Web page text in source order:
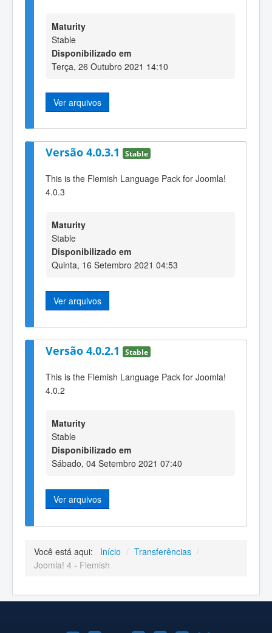
Maturity
Stable
Disponibilizado em
Terça, 26 Outubro 2021 14:10
Ver arquivos
Versão 4.0.3.1 Stable
This is the Flemish Language Pack for Joomla!
4.0.3
Maturity
Stable
Disponibilizado em
Quinta, 16 Setembro 2021 04:53
Ver arquivos
Versão 4.0.2.1 Stable
This is the Flemish Language Pack for Joomla!
4.0.2
Maturity
Stable
Disponibilizado em
Sábado, 04 Setembro 2021 07:40
Ver arquivos
Você está aqui: Início / Transferências /
Joomla! 4 - Flemish